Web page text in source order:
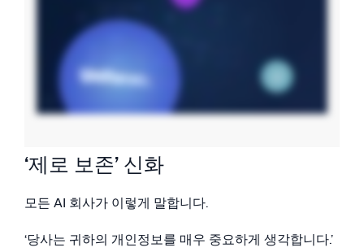
‘제로 보존’ 신화
모든 AI 회사가 이렇게 말합니다.
‘당사는 귀하의 개인정보를 매우 중요하게 생각합니다.’